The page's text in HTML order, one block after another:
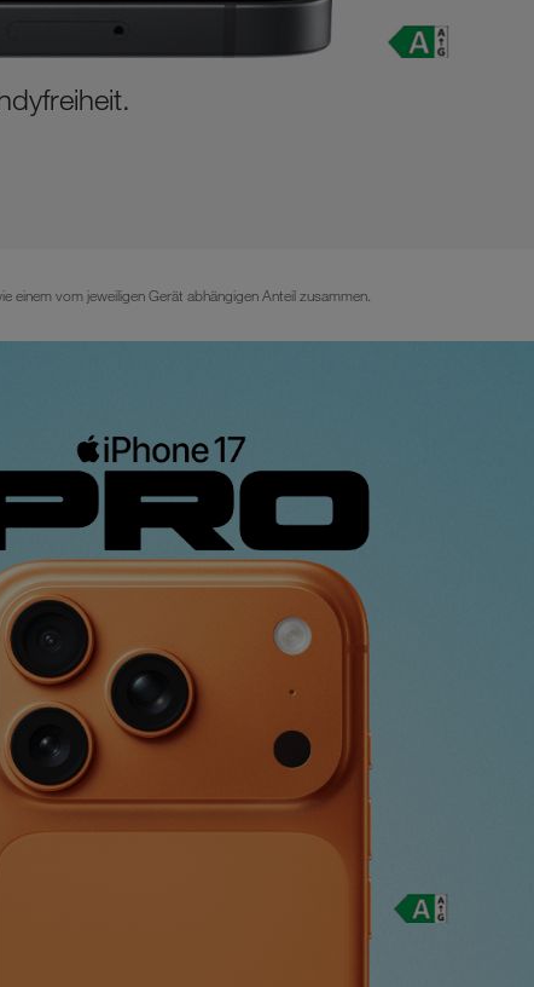
vom jeweiligen Gerät abhängigen Anteil zusammen.